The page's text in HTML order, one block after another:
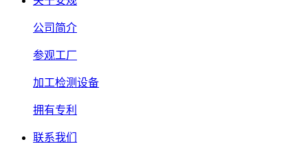
公司简介
参观工厂
加工检测设备
拥有专利
联系我们